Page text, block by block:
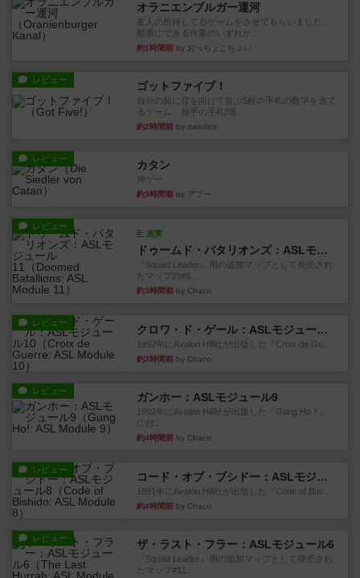
オラニエンブルガー運河
友人の所持してるゲームをさせてもらいました。
順番にできる作業のいずれか...
約1時間前 by おっちょこちょい
レビュー ゴットファイブ！
自分の前に背を向けて並ぶ5枚の手札の数字を当て
るゲーム。相手の手札/場...
約2時間前 by daisdice
レビュー カタン
神ゲー
約3時間前 by アプー
レビュー
充実
ドゥームド・バタリオンズ：ASLモジュール11
『Squad Leader』用の追加マップとして発売され
たマップの#9...
約3時間前 by Chaco
レビュー
クロワ・ド・ゲール：ASLモジュール10
1992年にAvalon Hill社が出版した『Croix de Gu...
約3時間前 by Chaco
レビュー ガンホー：ASLモジュール9
1992年にAvalon Hill社が出版した『Gung Ho！』
に付...
約4時間前 by Chaco
レビュー
コード・オブ・ブシドー：ASLモジュール8
1991年にAvalon Hill社が出版した『Code of Bus...
約4時間前 by Chaco
レビュー ザ・ラスト・フラー：ASLモジュール6
『Squad Leader』用の追加マップとして発売され
たマップ#11...